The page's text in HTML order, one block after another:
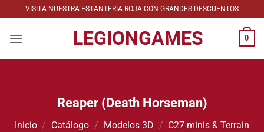
al
contenido
VISITA NUESTRA ESTANTERIA ROJA CON GRANDES DESCUENTOS
LEGIONGAMES 0
Reaper (Death Horseman)
Inicio / Catálogo / Modelos 3D / C27 minis & Terrain